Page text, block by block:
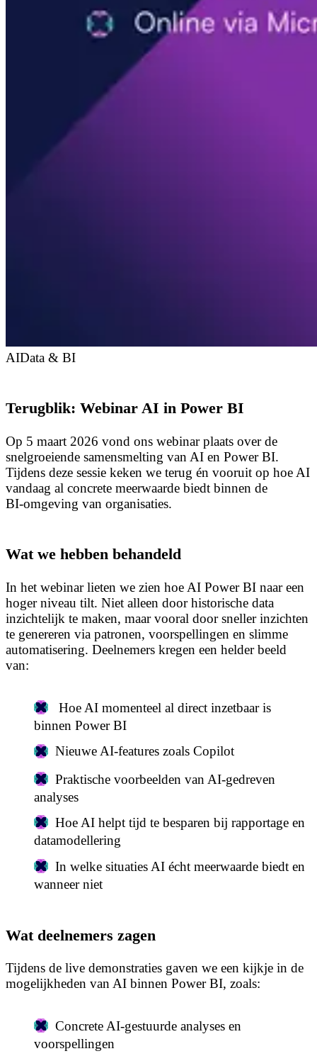
AIData & BI
Terugblik: Webinar AI in Power BI
Op 5 maart 2026 vond ons webinar plaats over de
snelgroeiende samensmelting van AI en Power BI.
Tijdens deze sessie keken we terug én vooruit op hoe AI
vandaag al concrete meerwaarde biedt binnen de
BI‑omgeving van organisaties.
Wat we hebben behandeld
In het webinar lieten we zien hoe AI Power BI naar een
hoger niveau tilt. Niet alleen door historische data
inzichtelijk te maken, maar vooral door sneller inzichten
te genereren via patronen, voorspellingen en slimme
automatisering. Deelnemers kregen een helder beeld
van:
Hoe AI momenteel al direct inzetbaar is
binnen Power BI
Nieuwe AI‑features zoals Copilot
Praktische voorbeelden van AI‑gedreven
analyses
Hoe AI helpt tijd te besparen bij rapportage en
datamodellering
In welke situaties AI écht meerwaarde biedt en
wanneer niet
Wat deelnemers zagen
Tijdens de live demonstraties gaven we een kijkje in de
mogelijkheden van AI binnen Power BI, zoals:
Concrete AI‑gestuurde analyses en
voorspellingen